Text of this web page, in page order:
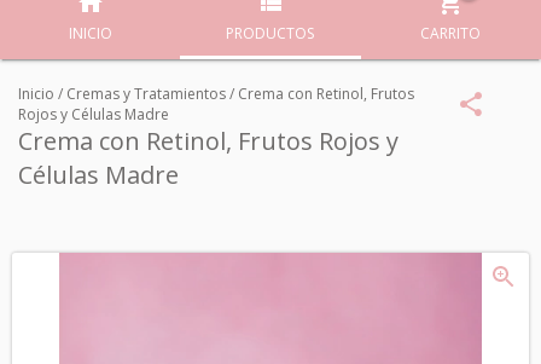
INICIO PRODUCTOS CARRITO
Inicio / Cremas y Tratamientos/ Crema con Retinol, Frutos
Rojos y Células Madre
Crema con Retinol, Frutos Rojos y
Células Madre